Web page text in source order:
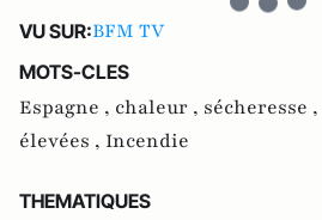
VU SUR:BFM TV
MOTS-CLES
Espagne , chaleur , sécheresse ,
élevées , Incendie
THEMATIQUES